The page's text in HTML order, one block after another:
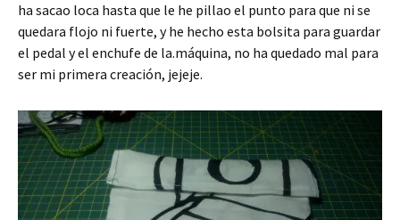
ha sacao loca hasta que le he pillao el punto para que ni se
quedara flojo ni fuerte, y he hecho esta bolsita para guardar
el pedal y el enchufe de la.máquina, no ha quedado mal para
ser mi primera creación, jejeje.